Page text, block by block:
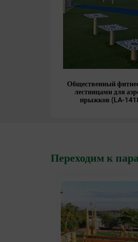
Общественный
лестницами для
прыжков (LA-
Переходим к